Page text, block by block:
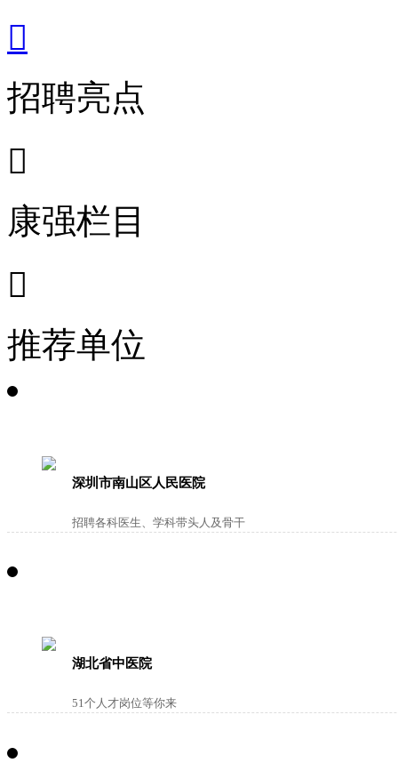

招聘亮点

康强栏目

推荐单位
深圳市南山区人民医院
招聘各科医生、学科带头人及骨干
湖北省中医院
51个人才岗位等你来